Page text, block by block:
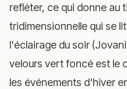
refléter, ce qui donne au
tridimensionnelle qui se
l'éclairage du soir
velours vert foncé est le
les événements d'hiver